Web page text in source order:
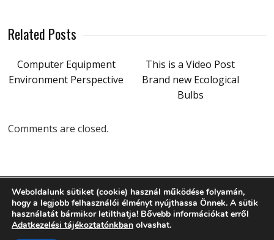
Related Posts
Computer Equipment
This is a Video Post
Environment Perspective
Brand new Ecological
Bulbs
Comments are closed.
Weboldalunk sütiket (cookie) használ működése folyamán,
hogy a legjobb felhasználói élményt nyújthassa Önnek. A sütik
használatát bármikor letilthatja! Bővebb információkat erről
Adatkezelési tájékoztatónkban olvashat.